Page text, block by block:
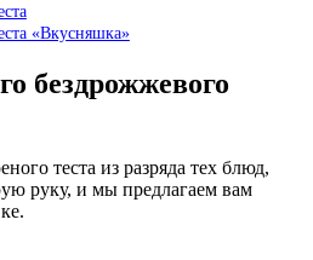
«Вкусняшка»
бездрожжевого
теста из разряда тех блюд,
руку, и мы предлагаем вам